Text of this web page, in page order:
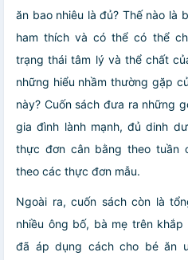
ăn bao nhiêu là đủ? Thế nào là
ham thích và có thể có thể
trạng thái tâm lý và thể chất
những hiểu nhầm thường gặp
này? Cuốn sách đưa ra những
gia đình lành mạnh, đủ dinh
thực đơn cân bằng theo tuần
theo các thực đơn mẫu.
Ngoài ra, cuốn sách còn là
nhiều ông bố, bà mẹ trên
đã áp dụng cách cho bé ăn